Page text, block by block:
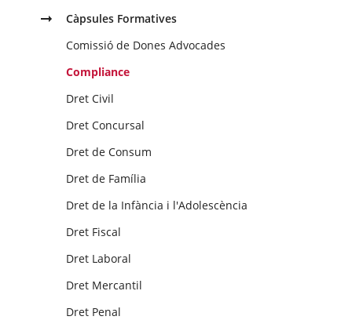
Càpsules Formatives
Comissió de Dones Advocades
Compliance
Dret Civil
Dret Concursal
Dret de Consum
Dret de Família
Dret de la Infància i l'Adolescència
Dret Fiscal
Dret Laboral
Dret Mercantil
Dret Penal